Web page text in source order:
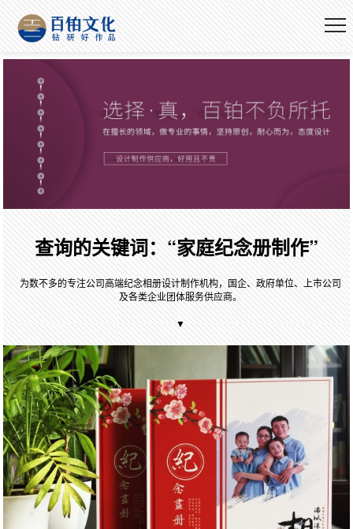
查询的关键词：“家庭纪念册制作”
为数不多的专注公司高端纪念相册设计制作机构，国企、政府单位、上市公司
及各类企业团体服务供应商。
▼